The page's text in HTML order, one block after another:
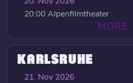
20:00Alpenfilmtheater
MORE
KARLSRUHE
21. Nov 2026